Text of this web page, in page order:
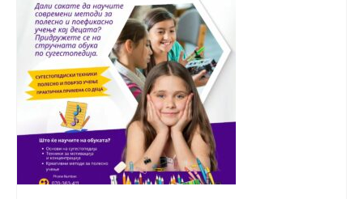
Performing Arts Programme | Day 1 & 2
Skopje Applied arts programme | Day 5
Skopje Applied arts programme | Day 4
Skopje Applied arts programme | Day 3
Skopje Applied arts programme | Day 2